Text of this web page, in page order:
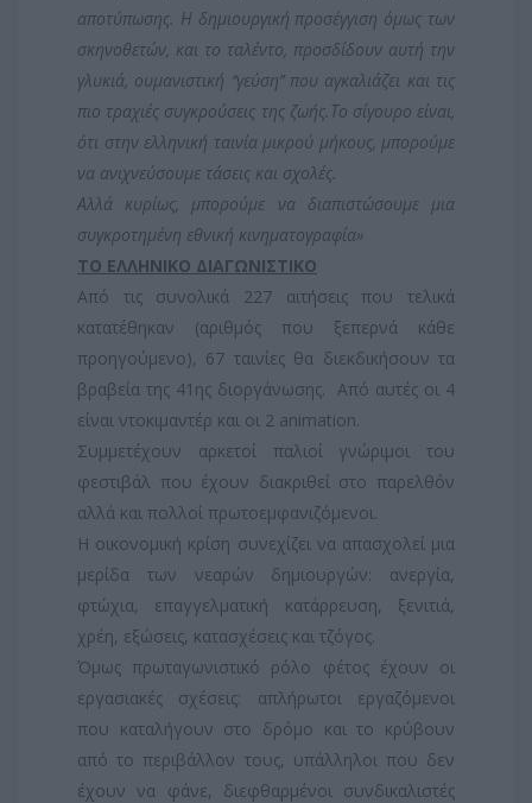
αποτύπωσης. Η δημιουργική προσέγγιση όμως των
σκηνοθετών, και το ταλέντο, προσδίδουν αυτή την
γλυκιά, ουμανιστική ‘’γεύση’’ που αγκαλιάζει και τις
πιο τραχιές συγκρούσεις της ζωής.Το σίγουρο είναι,
ότι στην ελληνική ταινία μικρού μήκους, μπορούμε
να ανιχνεύσουμε τάσεις και σχολές.
Αλλά κυρίως, μπορούμε να διαπιστώσουμε μια
συγκροτημένη εθνική κινηματογραφία»
ΤΟ ΕΛΛΗΝΙΚΟ ΔΙΑΓΩΝΙΣΤΙΚΟ
Από τις συνολικά 227 αιτήσεις που τελικά
κατατέθηκαν (αριθμός που ξεπερνά κάθε
προηγούμενο), 67 ταινίες θα διεκδικήσουν τα
βραβεία της 41ης διοργάνωσης. Από αυτές οι 4
είναι ντοκιμαντέρ και οι 2 animation.
Συμμετέχουν αρκετοί παλιοί γνώριμοι του
φεστιβάλ που έχουν διακριθεί στο παρελθόν
αλλά και πολλοί πρωτοεμφανιζόμενοι.
H οικονομική κρίση συνεχίζει να απασχολεί μια
μερίδα των νεαρών δημιουργών: ανεργία,
φτώχια, επαγγελματική κατάρρευση, ξενιτιά,
χρέη, εξώσεις, κατασχέσεις και τζόγος.
Όμως πρωταγωνιστικό ρόλο φέτος έχουν οι
εργασιακές σχέσεις: απλήρωτοι εργαζόμενοι
που καταλήγουν στο δρόμο και το κρύβουν
από το περιβάλλον τους, υπάλληλοι που δεν
έχουν να φάνε, διεφθαρμένοι συνδικαλιστές